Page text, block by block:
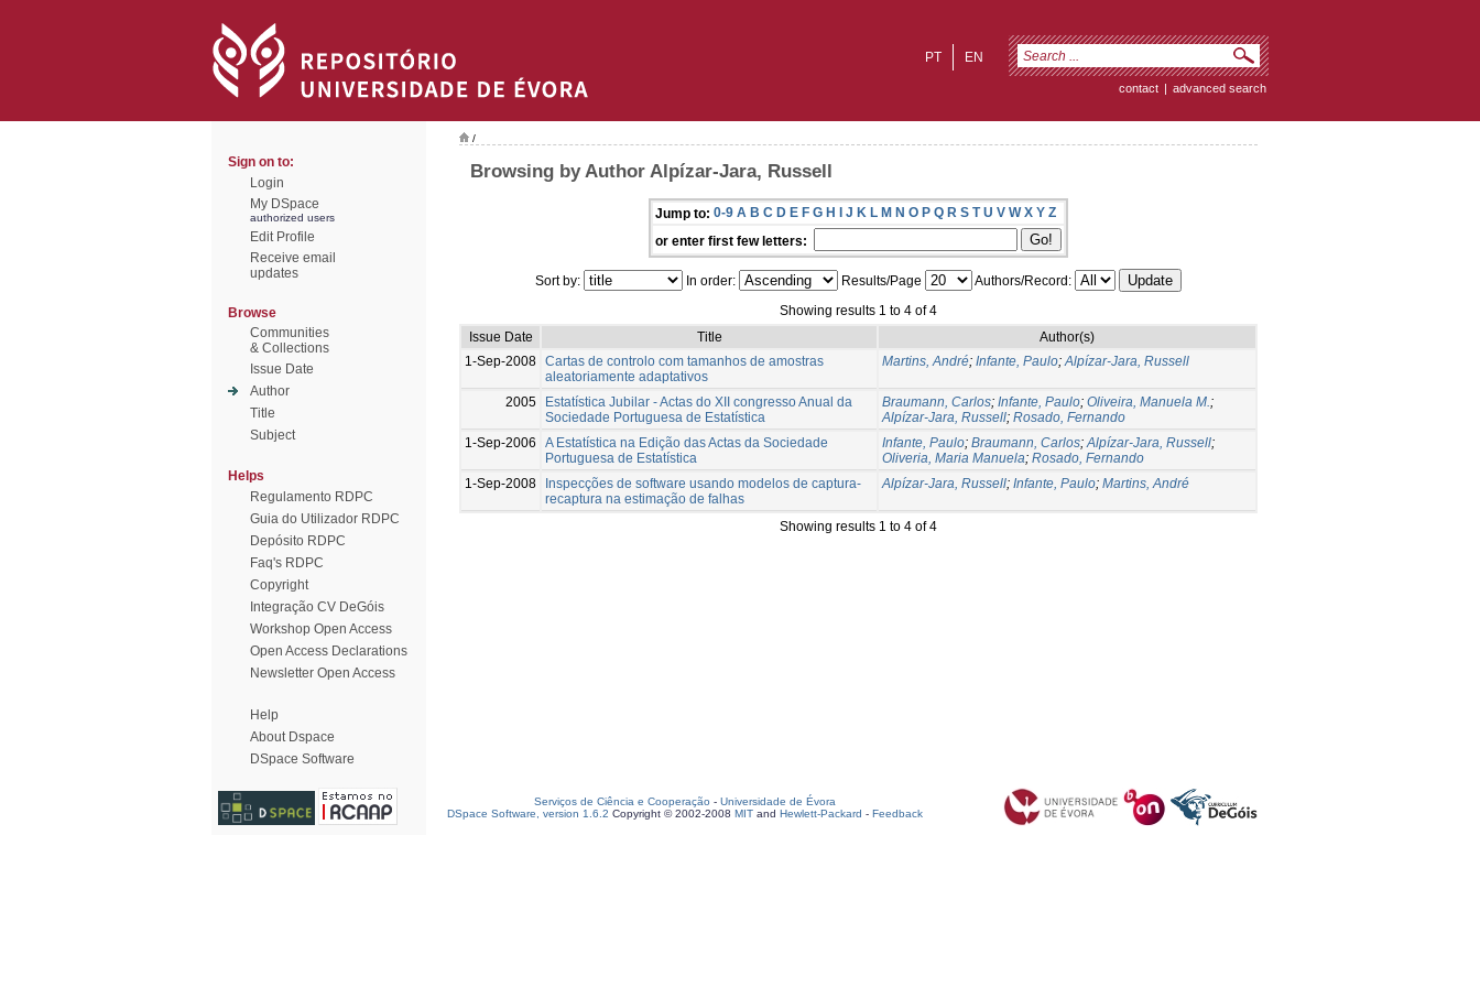
EN
PT
contact | advanced search
Sign on to:
Login
My DSpace
authorized users
Edit Profile
Receive email
updates
Browse
Communities
& Collections
Issue Date
Author
Title
Subject
Helps
Regulamento RDPC
Guia do Utilizador RDPC
Depósito RDPC
Faq's RDPC
Copyright
Integração CV DeGóis
Workshop Open Access
Open Access Declarations
Newsletter Open Access
Help
About Dspace
DSpace Software
/
Browsing by Author Alpízar-Jara, Russell
Jump to: 0-9 A B C D E F G H I J K L M N O P Q R S T U V W X Y Z
or enter first few letters:
Sort by: In order: Results/Page
Authors/Record:
Showing results 1 to 4 of 4
Issue Date
Title
Author(s)
1-Sep-2008 Cartas de controlo com tamanhos de amostras
aleatoriamente adaptativos
Martins, André; Infante, Paulo;Alpízar-Jara, Russell
2005
Estatística Jubilar - Actas do XII congresso Anual da
Sociedade Portuguesa de Estatística
Braumann, Carlos; Infante, Paulo; Oliveira, Manuela M.;
Alpízar-Jara, Russell; Rosado, Fernando
1-Sep-2006
A Estatística na Edição das Actas da Sociedade
Portuguesa de Estatística
Infante, Paulo; Braumann, Carlos;Alpízar-Jara, Russell;
Oliveria, Maria Manuela; Rosado, Fernando
1-Sep-2008
Inspecções de software usando modelos de captura-
recaptura na estimação de falhas
Alpízar-Jara, Russell; Infante, Paulo; Martins, André
Showing results 1 to 4 of 4
Serviços de Ciência e Cooperação - Universidade de Évora
DSpace Software, version 1.6.2 Copyright © 2002-2008 MIT and Hewlett-Packard - Feedback